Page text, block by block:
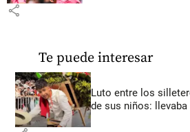
share
Te puede interesar
Luto entre los
de sus niños: